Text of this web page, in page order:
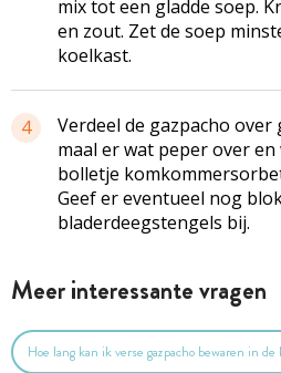
mix tot een gladde soep.
en zout. Zet de soep
koelkast.
4
Verdeel de gazpacho over
maal er wat peper over
bolletje
Geef er eventueel nog
bladerdeegstengels bij.
Meer interessante vragen
Hoe lang kan ik verse gazpacho bewaren in de